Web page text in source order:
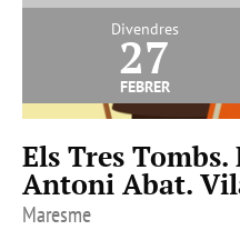
Divendres
27
febrer
Els Tres Tombs.
Antoni Abat.
Maresme